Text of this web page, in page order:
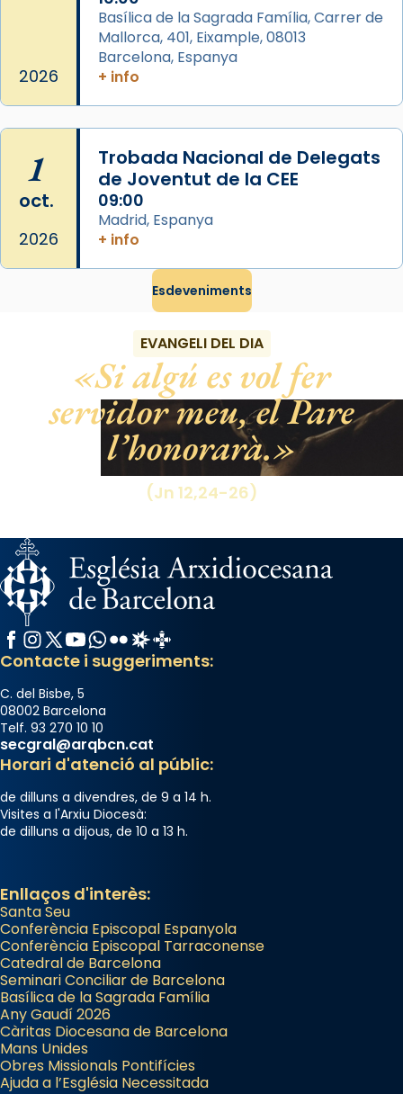
diablesses amb música i ball propis. Festa
gran a Mataró.
«Si vols saber què és calor, ves per les
Santes a Mataró»🥵.
2026
Basílica de la Sagrada Família, Carrer de
Mallorca, 401, Eixample, 08013
Barcelona, Espanya
+ info
1
oct.
2026
Trobada Nacional de Delegats
de Joventut de la CEE
09:00
Madrid, Espanya
+ info
Esdeveniments
EVANGELI DEL DIA
Si algú es vol fer
servidor meu, el Pare
l’honorarà.
(Jn 12,24-26)
Facebook
Instagram
X / Twitter
YouTube
WhatsApp
FlickrRadio Estel
Catalunya Cristiana
Contacte i suggeriments:
C. del Bisbe, 5
08002 Barcelona
Telf. 93 270 10 10
secgral@arqbcn.cat
Horari d'atenció al públic:
de dilluns a divendres, de 9 a 14 h.
Visites a l'Arxiu Diocesà:
de dilluns a dijous, de 10 a 13 h.
Enllaços d'interès:
Santa Seu
Conferència Episcopal Espanyola
Conferència Episcopal Tarraconense
Catedral de Barcelona
Seminari Conciliar de Barcelona
Basílica de la Sagrada Família
Any Gaudí 2026
Càritas Diocesana de Barcelona
Mans Unides
Obres Missionals Pontifícies
Ajuda a l’Església Necessitada